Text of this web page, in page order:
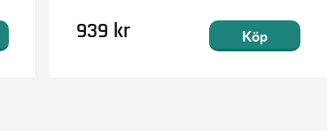
939 kr Köp